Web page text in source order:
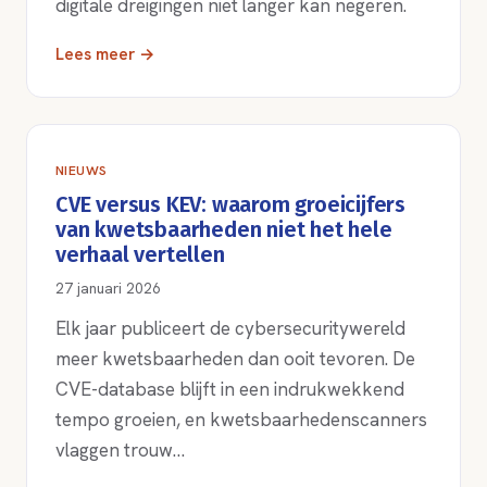
digitale dreigingen niet langer kan negeren.
Lees meer →
NIEUWS
CVE versus KEV: waarom groeicijfers
van kwetsbaarheden niet het hele
verhaal vertellen
27 januari 2026
Elk jaar publiceert de cybersecuritywereld
meer kwetsbaarheden dan ooit tevoren. De
CVE-database blijft in een indrukwekkend
tempo groeien, en kwetsbaarhedenscanners
vlaggen trouw…